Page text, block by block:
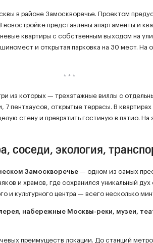
в районе Замоскворечье. Проектом
представлены апартаменты и
квартиры с собственным выходом на
и открытая парковка на 30 мест.
из которых — трехэтажные виллы с
7 пентхаусов, открытые террасы. В
стену и превратить гостиную в патио.
соседи, экология,
Замоскворечье — одном из самых
и храмов, где сохранился уникальный
и культурного центра — всего несколько
набережные Москвы-реки, музеи,
преимуществ локации. До станций метро